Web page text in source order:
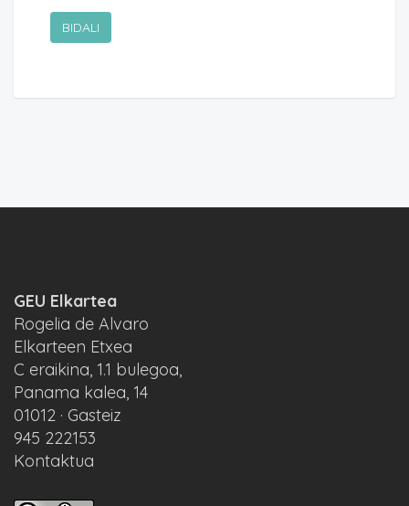
GEU Elkartea
Rogelia de Alvaro
Elkarteen Etxea
C eraikina, 1.1 bulegoa,
Panama kalea, 14
01012 · Gasteiz
945 222153
Kontaktua